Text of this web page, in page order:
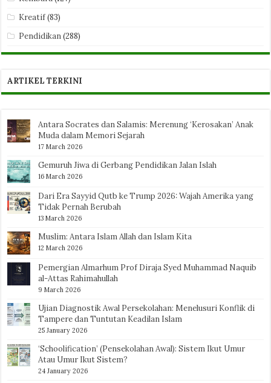
Kreatif(83)
Pendidikan(288)
ARTIKEL TERKINI
Antara Socrates dan Salamis: Merenung ‘Kerosakan’ Anak
Muda dalam Memori Sejarah
17 March 2026
Gemuruh Jiwa di Gerbang Pendidikan Jalan Islah
16 March 2026
Dari Era Sayyid Qutb ke Trump 2026: Wajah Amerika yang
Tidak Pernah Berubah
13 March 2026
Muslim: Antara Islam Allah dan Islam Kita
12 March 2026
Pemergian Almarhum Prof Diraja Syed Muhammad Naquib
al-Attas Rahimahullah
9 March 2026
Ujian Diagnostik Awal Persekolahan: Menelusuri Konflik di
Tampere dan Tuntutan Keadilan Islam
25 January 2026
‘Schoolification’ (Pensekolahan Awal): Sistem Ikut Umur
Atau Umur Ikut Sistem?
24 January 2026